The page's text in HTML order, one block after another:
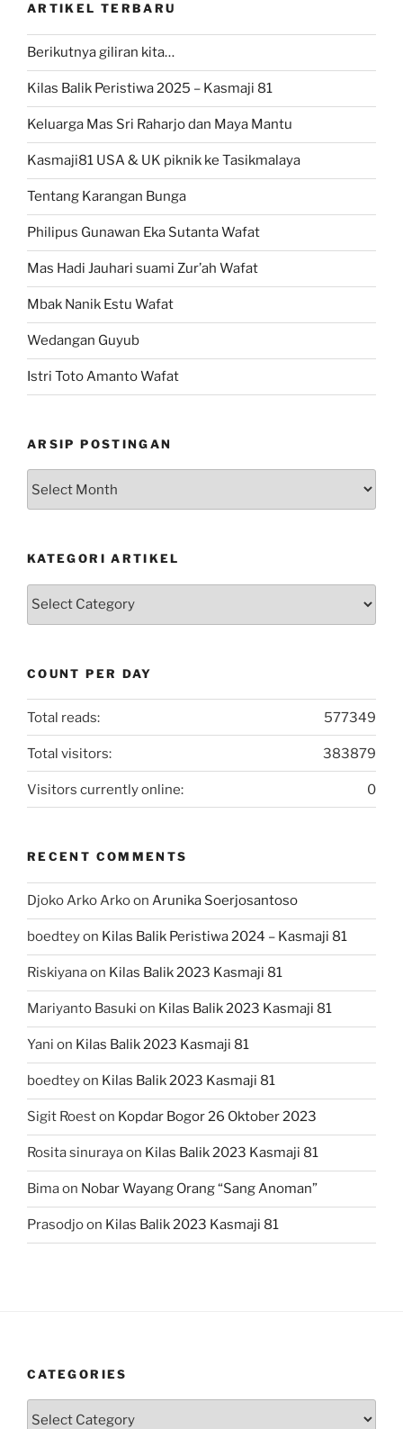
ARTIKEL TERBARU
Berikutnya giliran kita…
Kilas Balik Peristiwa 2025 – Kasmaji 81
Keluarga Mas Sri Raharjo dan Maya Mantu
Kasmaji81 USA & UK piknik ke Tasikmalaya
Tentang Karangan Bunga
Philipus Gunawan Eka Sutanta Wafat
Mas Hadi Jauhari suami Zur’ah Wafat
Mbak Nanik Estu Wafat
Wedangan Guyub
Istri Toto Amanto Wafat
ARSIP POSTINGAN
KATEGORI ARTIKEL
Kategori
COUNT PER DAY
577349
Total reads:
383879
Total visitors:
0
Visitors currently online:
RECENT COMMENTS
Djoko Arko Arkoon Arunika Soerjosantoso
boedteyon Kilas Balik Peristiwa 2024 – Kasmaji 81
Riskiyanaon Kilas Balik 2023 Kasmaji 81
Mariyanto Basuki on Kilas Balik 2023 Kasmaji 81
Yani on Kilas Balik 2023 Kasmaji 81
boedteyon Kilas Balik 2023 Kasmaji 81
Sigit Roeston Kopdar Bogor 26 Oktober 2023
Rosita sinurayaon Kilas Balik 2023 Kasmaji 81
Bimaon Nobar Wayang Orang “Sang Anoman”
Prasodjoon Kilas Balik 2023 Kasmaji 81
CATEGORIES